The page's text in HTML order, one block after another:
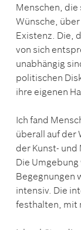
Menschen, die
Wünsche,
Existenz. Die,
von sich
unabhängig
politischen
ihre eigenen
Ich fand
überall auf der
der Kunst- und
Die
Begegnungen
intensiv. Die
festhalten, mit